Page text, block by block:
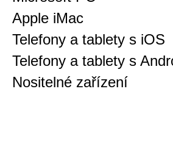
Apple iMac
Telefony a tablety s iOS
Telefony a tablety s
Nositelné zařízení